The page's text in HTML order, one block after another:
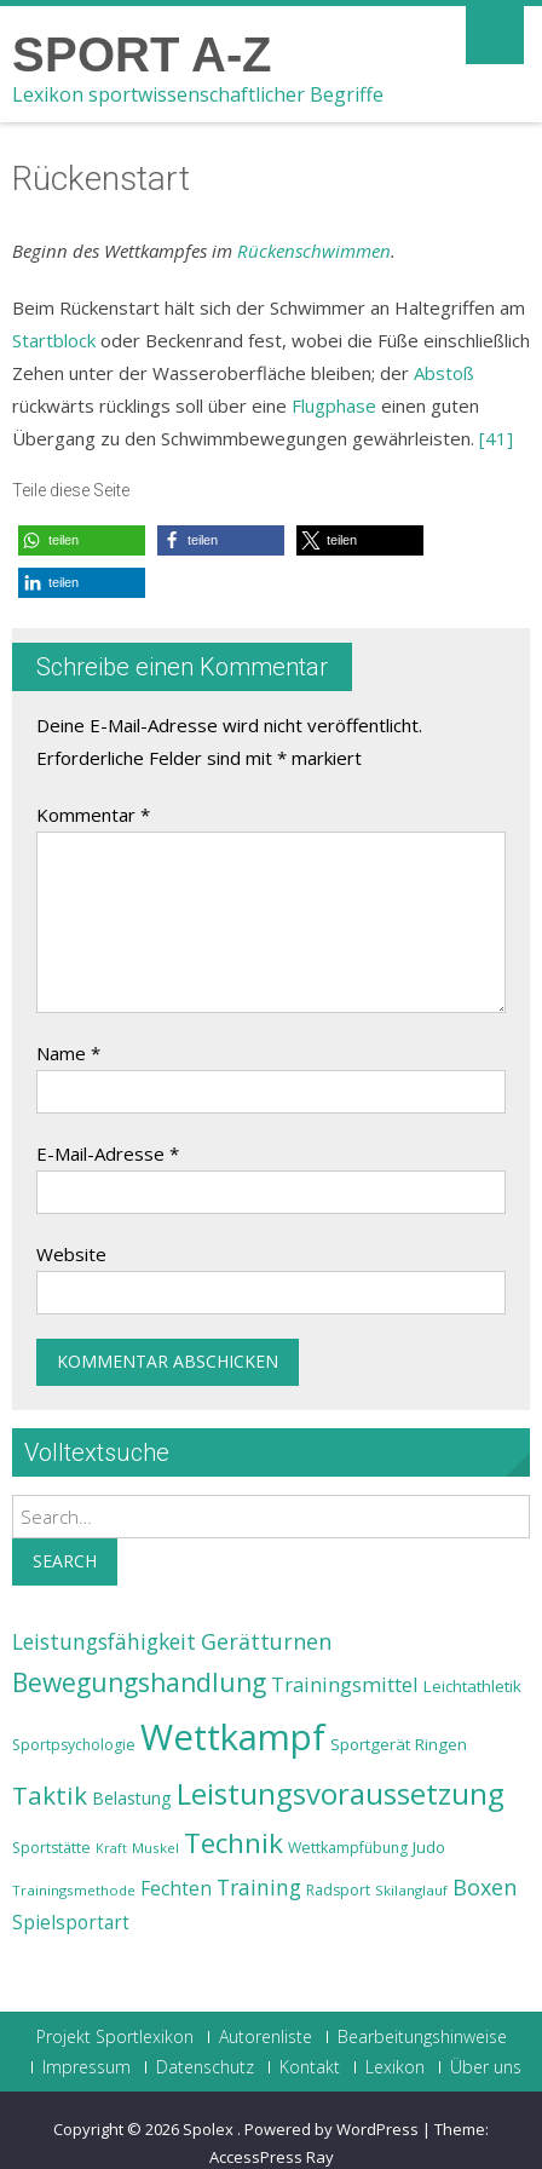
SPORT A-Z
Lexikon sportwissenschaftlicher Begriffe
Rückenstart
Beginn des Wettkampfes im Rückenschwimmen.
Beim Rückenstart hält sich der Schwimmer an Haltegriffen am
Startblock oder Beckenrand fest, wobei die Füße einschließlich
Zehen unter der Wasseroberfläche bleiben; der Abstoß
rückwärts rücklings soll über eine Flugphase einen guten
Übergang zu den Schwimmbewegungen gewährleisten. [41]
Teile diese Seite
teilen teilen teilen
teilen
Schreibe einen Kommentar
Deine E-Mail-Adresse wird nicht veröffentlicht.
Erforderliche Felder sind mit * markiert
Kommentar *
Name *
E-Mail-Adresse *
Website
Volltextsuche
Search
SEARCH
Leistungsfähigkeit Gerätturnen
Bewegungshandlung Trainingsmittel Leichtathletik
Sportpsychologie Wettkampf Sportgerät Ringen
Taktik Belastung Leistungsvoraussetzung
Sportstätte Kraft Muskel Technik Wettkampfübung Judo
Trainingsmethode Fechten Training Radsport Skilanglauf Boxen
Spielsportart
Projekt Sportlexikon Autorenliste
Bearbeitungshinweise
Impressum
Datenschutz Kontakt Lexikon Über uns
Copyright © 2026 Spolex . Powered by WordPress | Theme:
AccessPress Ray